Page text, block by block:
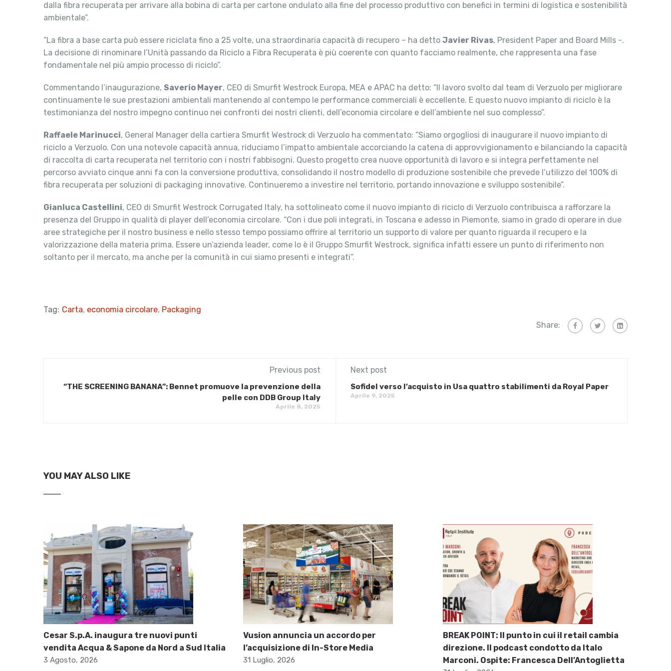
dalla fibra recuperata per arrivare alla bobina di carta per cartone ondulato alla fine del processo produttivo con benefici in termini di logistica e sostenibilità
ambientale”.
“La fibra a base carta può essere riciclata fino a 25 volte, una straordinaria capacità di recupero – ha detto Javier Rivas, President Paper and Board Mills -.
La decisione di rinominare l’Unità passando da Riciclo a Fibra Recuperata è più coerente con quanto facciamo realmente, che rappresenta una fase
fondamentale nel più ampio processo di riciclo”.
Commentando l’inaugurazione, Saverio Mayer, CEO di Smurfit Westrock Europa, MEA e APAC ha detto: “Il lavoro svolto dal team di Verzuolo per migliorare
continuamente le sue prestazioni ambientali mantenendo al contempo le performance commerciali è eccellente. E questo nuovo impianto di riciclo è la
testimonianza del nostro impegno continuo nei confronti dei nostri clienti, dell’economia circolare e dell’ambiente nel suo complesso”.
Raffaele Marinucci, General Manager della cartiera Smurfit Westrock di Verzuolo ha commentato: “Siamo orgogliosi di inaugurare il nuovo impianto di
riciclo a Verzuolo. Con una notevole capacità annua, riduciamo l’impatto ambientale accorciando la catena di approvvigionamento e bilanciando la capacità
di raccolta di carta recuperata nel territorio con i nostri fabbisogni. Questo progetto crea nuove opportunità di lavoro e si integra perfettamente nel
percorso avviato cinque anni fa con la conversione produttiva, consolidando il nostro modello di produzione sostenibile che prevede l’utilizzo del 100% di
fibra recuperata per soluzioni di packaging innovative. Continueremo a investire nel territorio, portando innovazione e sviluppo sostenibile”.
Gianluca Castellini, CEO di Smurfit Westrock Corrugated Italy, ha sottolineato come il nuovo impianto di riciclo di Verzuolo contribuisca a rafforzare la
presenza del Gruppo in qualità di player dell’economia circolare. “Con i due poli integrati, in Toscana e adesso in Piemonte, siamo in grado di operare in due
aree strategiche per il nostro business e nello stesso tempo possiamo offrire al territorio un supporto di valore per quanto riguarda il recupero e la
valorizzazione della materia prima. Essere un’azienda leader, come lo è il Gruppo Smurfit Westrock, significa infatti essere un punto di riferimento non
soltanto per il mercato, ma anche per la comunità in cui siamo presenti e integrati”.
Tag: Carta, economia circolare, Packaging
Share:
Previous post
“THE SCREENING BANANA”: Bennet promuove la prevenzione della
pelle con DDB Group Italy
Aprile 8, 2025
Next post
Sofidel verso l’acquisto in Usa quattro stabilimenti da Royal Paper
Aprile 9, 2025
YOU MAY ALSO LIKE
Cesar S.p.A. inaugura tre nuovi punti
vendita Acqua & Sapone da Nord a Sud Italia
3 Agosto, 2026
Vusion annuncia un accordo per
l’acquisizione di In-Store Media
31 Luglio, 2026
BREAK POINT: Il punto in cui il retail cambia
direzione. Il podcast condotto da Italo
Marconi. Ospite: Francesca Dell’Antoglietta